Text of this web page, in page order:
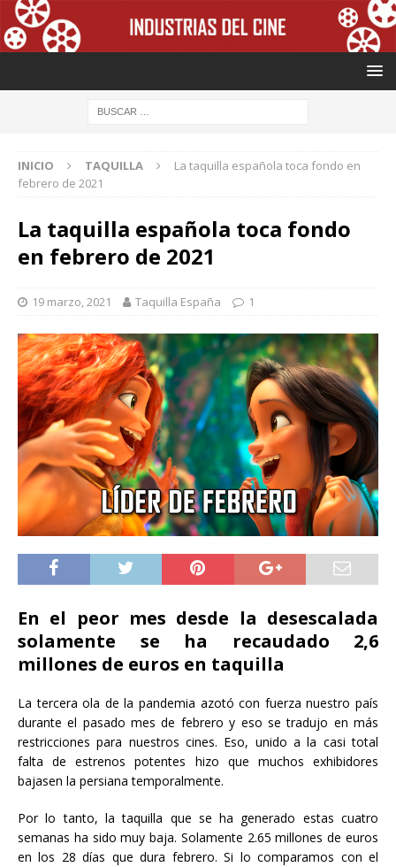
INICIO TAQUILLA
La taquilla española toca fondo en
febrero de 2021
La taquilla española toca fondo
en febrero de 2021
19 marzo, 2021 Taquilla España 1
En el peor mes desde la desescalada
solamente se ha recaudado 2,6
millones de euros en taquilla
La tercera ola de la pandemia azotó con fuerza nuestro país
durante el pasado mes de febrero y eso se tradujo en más
restricciones para nuestros cines. Eso, unido a la casi total
falta de estrenos potentes hizo que muchos exhibidores
bajasen la persiana temporalmente.
Por lo tanto, la taquilla que se ha generado estas cuatro
semanas ha sido muy baja. Solamente 2.65 millones de euros
en los 28 días que dura febrero. Si lo comparamos con el